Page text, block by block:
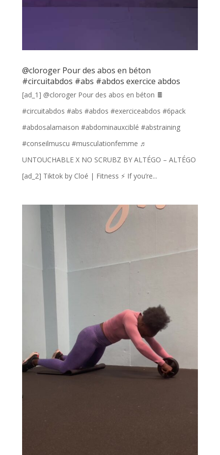
@cloroger Pour des abos en béton
#circuitabdos #abs #abdos exercice abdos
[ad_1] @cloroger Pour des abos en béton 🍫
#circuitabdos #abs #abdos #exerciceabdos #6pack
#abdosalamaison #abdominauxciblé #abstraining
#conseilmuscu #musculationfemme ♬
UNTOUCHABLE X NO SCRUBZ BY ALTÉGO – ALTÉGO
[ad_2] Tiktok by Cloé | Fitness ⚡️ If you’re...